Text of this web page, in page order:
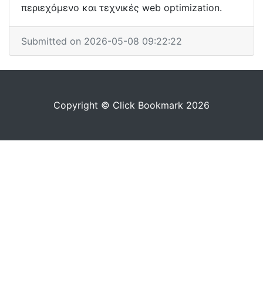
περιεχόμενο και τεχνικές web optimization.
Submitted on 2026-05-08 09:22:22
Copyright © Click Bookmark 2026